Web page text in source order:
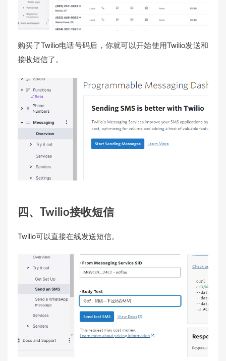
购买了Twilio电话号码后，你就可以开始使用Twilio发送和
接收短信了。
四、Twilio接收短信
Twilio可以直接在线发送短信。